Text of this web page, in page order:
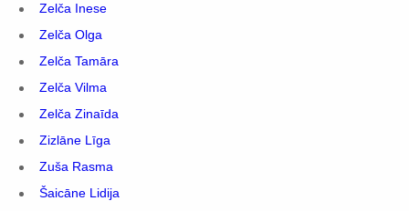
Zelča Inese
Zelča Olga
Zelča Tamāra
Zelča Vilma
Zelča Zinaīda
Zizlāne Līga
Zuša Rasma
Šaicāne Lidija